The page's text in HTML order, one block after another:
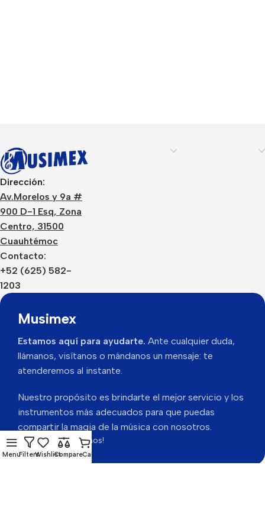
Dirección:
Av.Morelos y 9a #
900 D-1 Esq, Zona
Centro, 31500
Cuauhtémoc
Contacto:
+52 (625) 582-
1203
Musimex
Estamos aquí para ayudarte. Ante cualquier duda,
llámanos, visítanos o mándanos un mensaje: te
atenderemos al instante.
Nuestro propósito es brindarte el mejor servicio y los
instrumentos más adecuados para que puedas
compartir la magia de la música con nosotros.
Gracias por visitarnos!
MenuFiltersWishlistCompareCart